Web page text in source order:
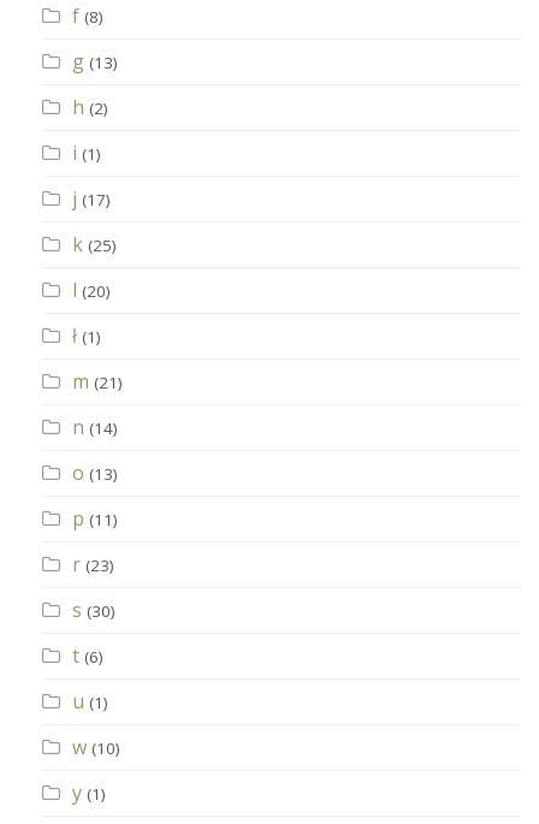
f (8)
g (13)
h (2)
i (1)
j (17)
k (25)
l (20)
ł (1)
m (21)
n (14)
o (13)
p (11)
r (23)
s (30)
t (6)
u (1)
w (10)
y (1)